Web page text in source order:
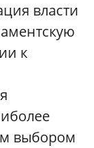
власти
к
выбором